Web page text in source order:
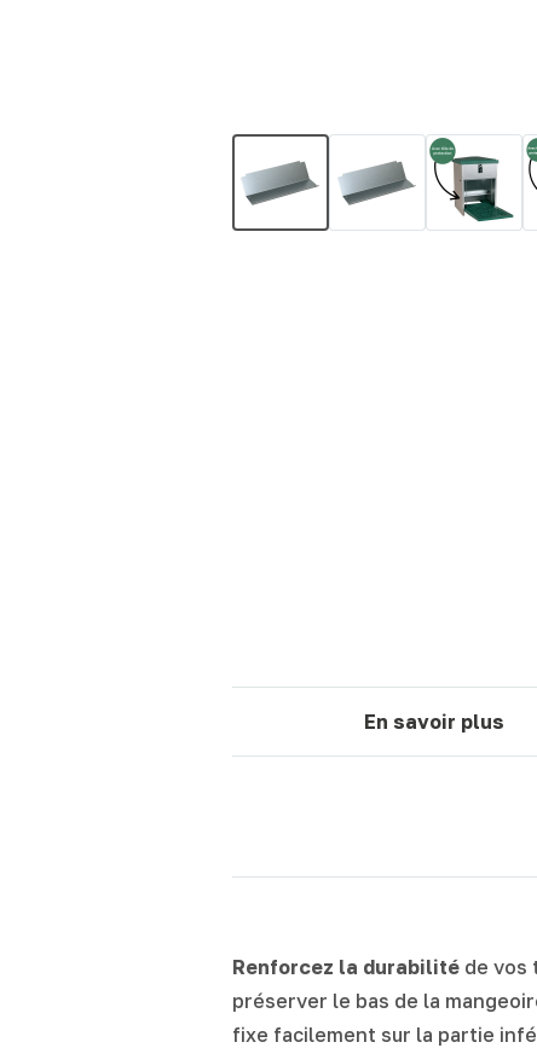
En savoir plus
Renforcez la durabilité de vos
préserver le bas de la
fixe facilement sur la partie